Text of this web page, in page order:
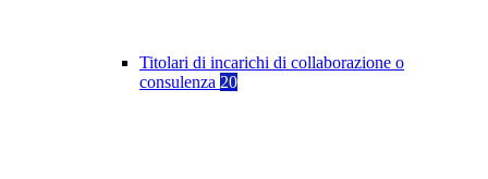
Titolari di incarichi di collaborazione o
consulenza 20